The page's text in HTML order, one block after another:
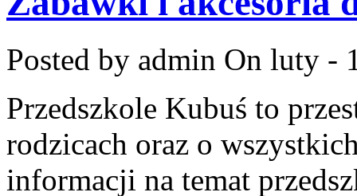
Posted by admin On luty -
Przedszkole Kubuś to
rodzicach oraz o
informacji na temat